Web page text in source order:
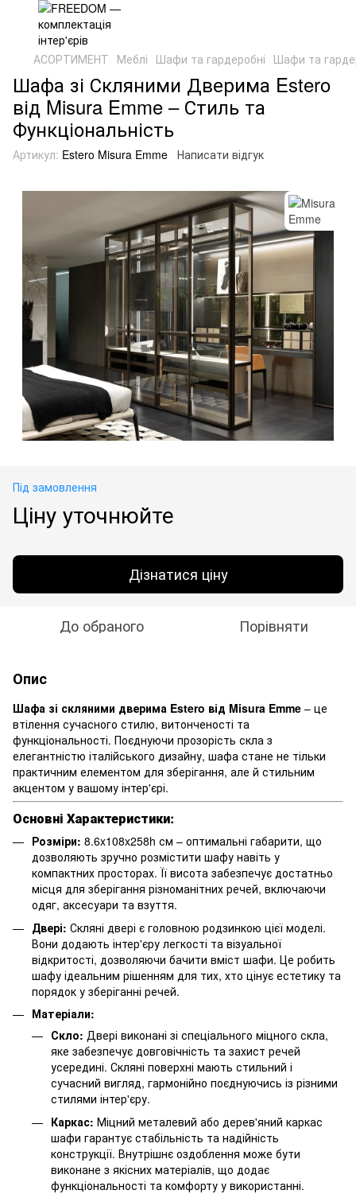
АСОРТИМЕНТ Меблі Шафи та гардеробні Шафи та
Шафа зі Скляними Дверима Estero
від Misura Emme – Стиль та
Функціональність
Артикул: Estero Misura Emme Написати відгук
Під замовлення
Ціну уточнюйте
Дізнатися ціну
До обраного Порівняти
Опис
Шафа зі скляними дверима Estero від Misura Emme – це
втілення сучасного стилю, витонченості та
функціональності. Поєднуючи прозорість скла з
елегантністю італійського дизайну, шафа стане не тільки
практичним елементом для зберігання, але й стильним
акцентом у вашому інтер'єрі.
Основні Характеристики:
Розміри: 8.6x108x258h см – оптимальні габарити, що
дозволяють зручно розмістити шафу навіть у
компактних просторах. Її висота забезпечує достатньо
місця для зберігання різноманітних речей, включаючи
одяг, аксесуари та взуття.
Двері: Скляні двері є головною родзинкою цієї моделі.
Вони додають інтер'єру легкості та візуальної
відкритості, дозволяючи бачити вміст шафи. Це робить
шафу ідеальним рішенням для тих, хто цінує естетику та
порядок у зберіганні речей.
Матеріали:
Скло: Двері виконані зі спеціального міцного скла,
яке забезпечує довговічність та захист речей
усередині. Скляні поверхні мають стильний і
сучасний вигляд, гармонійно поєднуючись із різними
стилями інтер'єру.
Каркас: Міцний металевий або дерев'яний каркас
шафи гарантує стабільність та надійність
конструкції. Внутрішнє оздоблення може бути
виконане з якісних матеріалів, що додає
функціональності та комфорту у використанні.